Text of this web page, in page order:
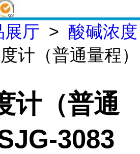
展厅 > 酸碱浓度
计（普通量程）
计（普通
3083